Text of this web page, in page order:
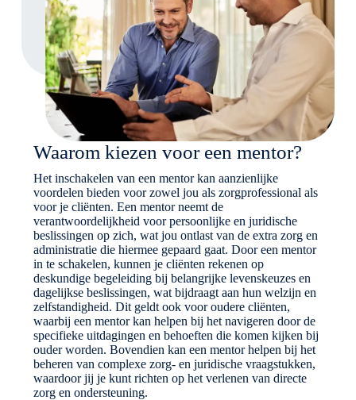
Waarom kiezen voor een mentor?
Het inschakelen van een mentor kan aanzienlijke
voordelen bieden voor zowel jou als zorgprofessional als
voor je cliënten. Een mentor neemt de
verantwoordelijkheid voor persoonlijke en juridische
beslissingen op zich, wat jou ontlast van de extra zorg en
administratie die hiermee gepaard gaat. Door een mentor
in te schakelen, kunnen je cliënten rekenen op
deskundige begeleiding bij belangrijke levenskeuzes en
dagelijkse beslissingen, wat bijdraagt aan hun welzijn en
zelfstandigheid. Dit geldt ook voor oudere cliënten,
waarbij een mentor kan helpen bij het navigeren door de
specifieke uitdagingen en behoeften die komen kijken bij
ouder worden. Bovendien kan een mentor helpen bij het
beheren van complexe zorg- en juridische vraagstukken,
waardoor jij je kunt richten op het verlenen van directe
zorg en ondersteuning.